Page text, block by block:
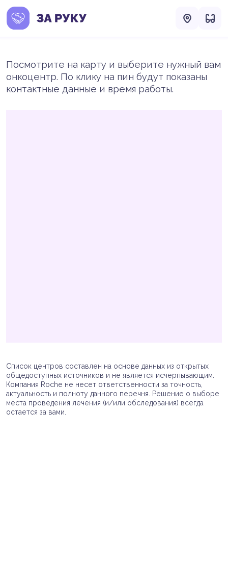
Посмотрите на карту и выберите нужный вам
онкоцентр. По клику на пин будут показаны
контактные данные и время работы.
Список центров составлен на основе данных из открытых
общедоступных источников и не является исчерпывающим.
Компания Roche не несет ответственности за точность,
актуальность и полноту данного перечня. Решение о выборе
места проведения лечения (и/или обследования) всегда
остается за вами.